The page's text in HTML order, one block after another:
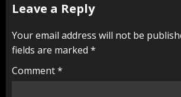
Leave a Reply
Your email address will not be
fields are marked *
Comment*